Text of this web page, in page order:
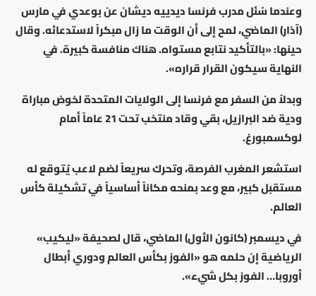
وعندما سُئل مدرب فرنسا ديدييه ديشان عن بوعدي في مارس
(آذار) الماضي، لمح إلى أن الوقت ما زال مبكراً لاستدعائه. وقال
حينها: «بالتأكيد نتابع مستواه. هناك منافسة كبيرة. في
النهاية سيكون القرار قراره».
وبدلاً من السفر مع فرنسا إلى الولايات المتحدة لخوض مباراة
ودية ضد البرازيل، بقي وقاد منتخب تحت 21 عاماً أمام
لوكسمبورغ.
استشعر المغرب الفرصة، وتحرك سريعاً لضم لاعب يُتوقع له
مستقبل كبير، مع وعد بمنحه مكاناً أساسياً في تشكيلة كأس
العالم.
في ديسمبر (كانون الأول) الماضي، قال لصحيفة «ليكيب»
الرياضية إن حلمه هو «الفوز بكأس العالم ودوري أبطال
أوروبا… الفوز بكل شيء».